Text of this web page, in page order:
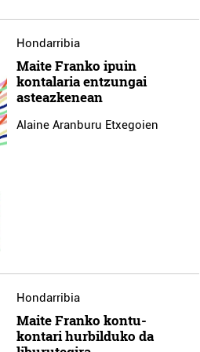
Hondarribia
Maite Franko ipuin
kontalaria entzungai
asteazkenean
Alaine Aranburu Etxegoien
Hondarribia
Maite Franko kontu-
kontari hurbilduko da